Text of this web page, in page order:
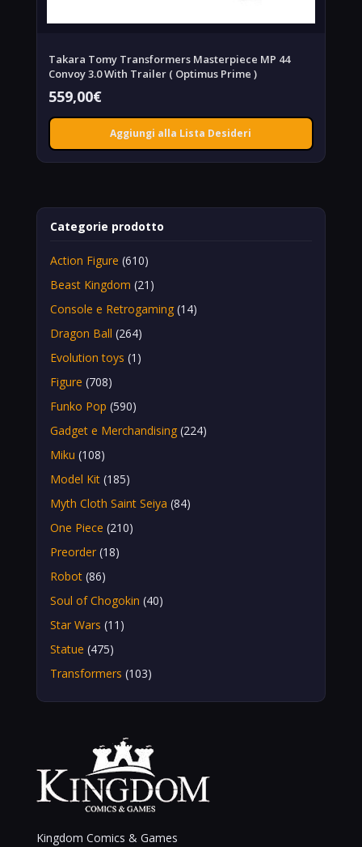
Takara Tomy Transformers Masterpiece MP 44
Convoy 3.0 With Trailer ( Optimus Prime )
559,00€
Aggiungi alla Lista Desideri
Categorie prodotto
Action Figure (610)
Beast Kingdom (21)
Console e Retrogaming (14)
Dragon Ball (264)
Evolution toys (1)
Figure (708)
Funko Pop (590)
Gadget e Merchandising (224)
Miku (108)
Model Kit (185)
Myth Cloth Saint Seiya (84)
One Piece (210)
Preorder (18)
Robot (86)
Soul of Chogokin (40)
Star Wars (11)
Statue (475)
Transformers (103)
Kingdom Comics & Games